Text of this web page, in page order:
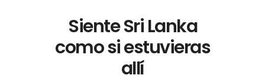
Siente Sri Lanka
como si estuvieras
allí